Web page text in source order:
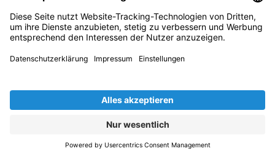
bremsen Prozesse aus und ziehen die teure
Bauzeit in die Länge. Gerade für …
ZUM BEITRAG